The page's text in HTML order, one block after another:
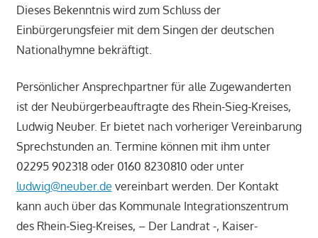
Dieses Bekenntnis wird zum Schluss der
Einbürgerungsfeier mit dem Singen der deutschen
Nationalhymne bekräftigt.
Persönlicher Ansprechpartner für alle Zugewanderten
ist der Neubürgerbeauftragte des Rhein-Sieg-Kreises,
Ludwig Neuber. Er bietet nach vorheriger Vereinbarung
Sprechstunden an. Termine können mit ihm unter
02295 902318 oder 0160 8230810 oder unter
ludwig@neuber.de vereinbart werden. Der Kontakt
kann auch über das Kommunale Integrationszentrum
des Rhein-Sieg-Kreises, – Der Landrat -, Kaiser-